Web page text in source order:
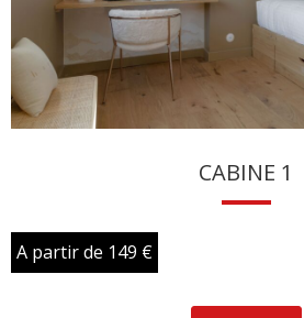
CABINE 1
A partir de 149 €